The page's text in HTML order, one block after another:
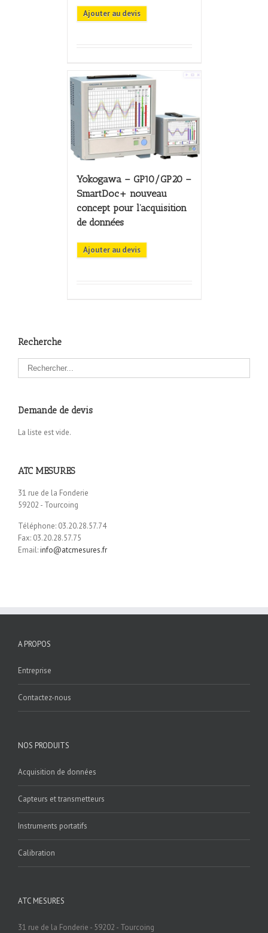
Ajouter au devis
Yokogawa – GP10/GP20 –
SmartDoc+ nouveau
concept pour l’acquisition
de données
Ajouter au devis
Recherche
Demande de devis
La liste est vide.
ATC MESURES
31 rue de la Fonderie
59202 - Tourcoing
Téléphone: 03.20.28.57.74
Fax: 03.20.28.57.75
Email:info@atcmesures.fr
A PROPOS
Entreprise
Contactez-nous
NOS PRODUITS
Acquisition de données
Capteurs et transmetteurs
Instruments portatifs
Calibration
ATC MESURES
31 rue de la Fonderie - 59202 - Tourcoing